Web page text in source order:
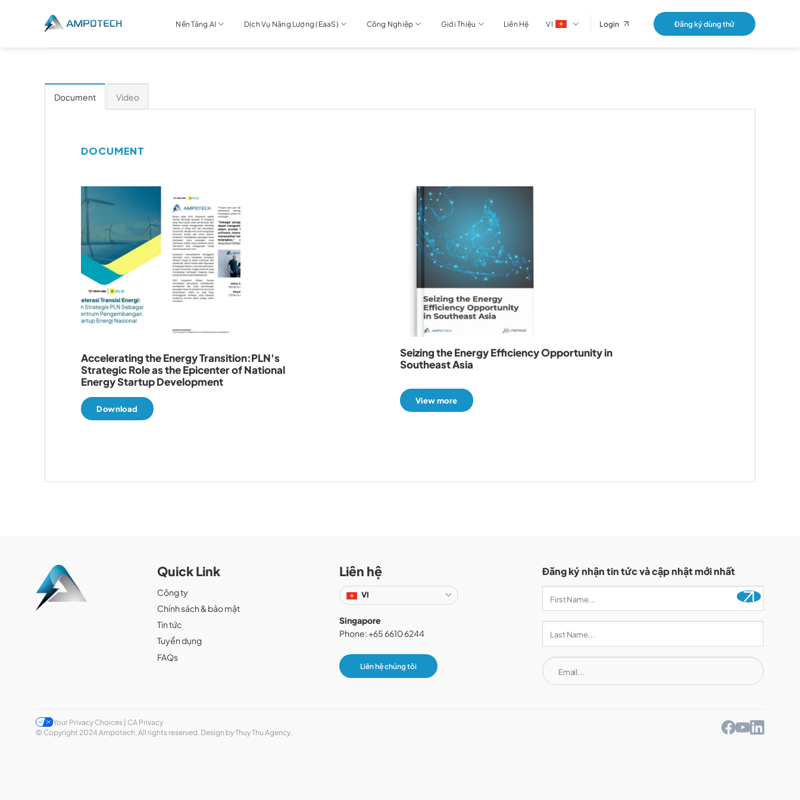
Nền Tảng AI Dịch Vụ Năng Lượng (EaaS) Công Nghiệp Giới Thiệu Liên Hệ VI Login Đăng ký dùng thử
Document Video
DOCUMENT
Accelerating the Energy Transition:PLN's
Strategic Role as the Epicenter of National
Energy Startup Development
Download
Seizing the Energy Efficiency Opportunity in
Southeast Asia
View more
Quick Link
Công ty
Chính sách & bảo mật
Tin tức
Tuyển dụng
FAQs
Liên hệ
VI
Singapore
Phone: +65 6610 6244
Liên hệ chúng tôi
Đăng ký nhận tin tức và cập nhật mới nhất
Your Privacy Choices | CA Privacy
© Copyright 2024 Ampotech. All rights reserved. Design by Thuy Thu Agency.